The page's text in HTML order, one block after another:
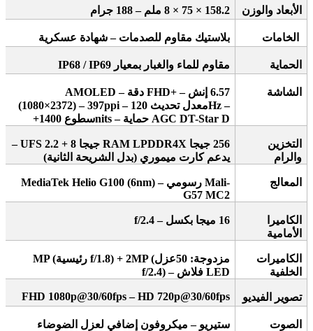
الأبعاد والوزن 158.2 × 75 × 8 ملم – 188 جرام
الخامات بلاستيك مقاوم للصدمات – شهادة عسكرية
الحماية مقاوم للماء والغبار بمعيار IP68 / IP69
الشاشة 6.57 إنش – AMOLED – دقةFHD+
(1080×2372) – 397ppi –
معدل تحديث 120Hz –
سطوع 1400nits – حمايةAGC DT-Star D+
التخزين
والرام
256 جيجا جيجاRAM LPDDR4X –
يدعم كارت ميموري (بدل الشريحة الثانية)
المعالج MediaTek Helio G100 (6nm) – رسوميMali-
G57 MC2
الكاميرا
الأمامية
16 ميجا بكسل – f/2.4
الكاميرات
الخلفية
مزدوجة: 50 MP (رئيسيةf/1.8) + 2MP (عزل
f/2.4) – فلاشLED
تصوير الفيديو FHD 1080p@30/60fps – HD 720p@30/60fps
الصوت ستيريو – ميكروفون إضافي لعزل الضوضاء